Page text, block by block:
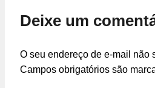
Deixe um
O seu endereço de e-mail não
Campos obrigatórios são